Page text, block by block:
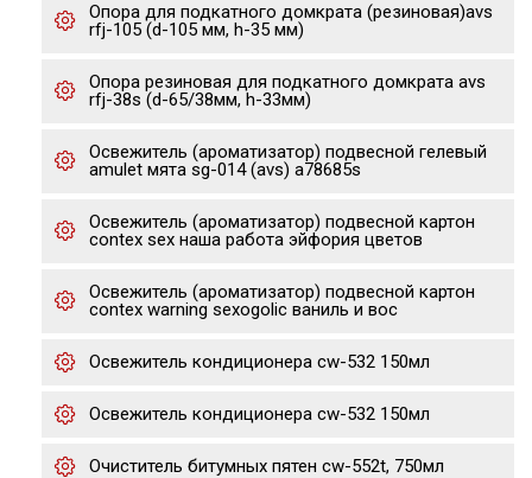
Опора для подкатного домкрата (резиновая)avs
rfj-105 (d-105 мм, h-35 мм)
Опора резиновая для подкатного домкрата avs
rfj-38s (d-65/38мм, h-33мм)
Освежитель (ароматизатор) подвесной гелевый
amulet мята sg-014 (avs) a78685s
Освежитель (ароматизатор) подвесной картон
contex sex наша работа эйфория цветов
Освежитель (ароматизатор) подвесной картон
contex warning sexogolic ваниль и вос
Освежитель кондиционера cw-532 150мл
Освежитель кондиционера cw-532 150мл
Очиститель битумных пятен cw-552t, 750мл